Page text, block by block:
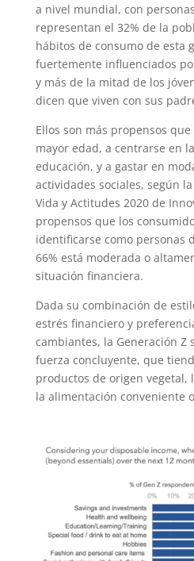
a nivel mundial, con
representan el 32% de la
hábitos de consumo de esta
fuertemente influenciados
y más de la mitad de los
dicen que viven con sus
Ellos son más propensos
mayor edad, a centrarse en
educación, y a gastar en
actividades sociales, según
Vida y Actitudes 2020 de
propensos que los
identificarse como personas
66% está moderada o
situación financiera.
Dada su combinación de
estrés financiero y
cambiantes, la Generación Z
fuerza concluyente, que
productos de origen vegetal,
la alimentación conveniente